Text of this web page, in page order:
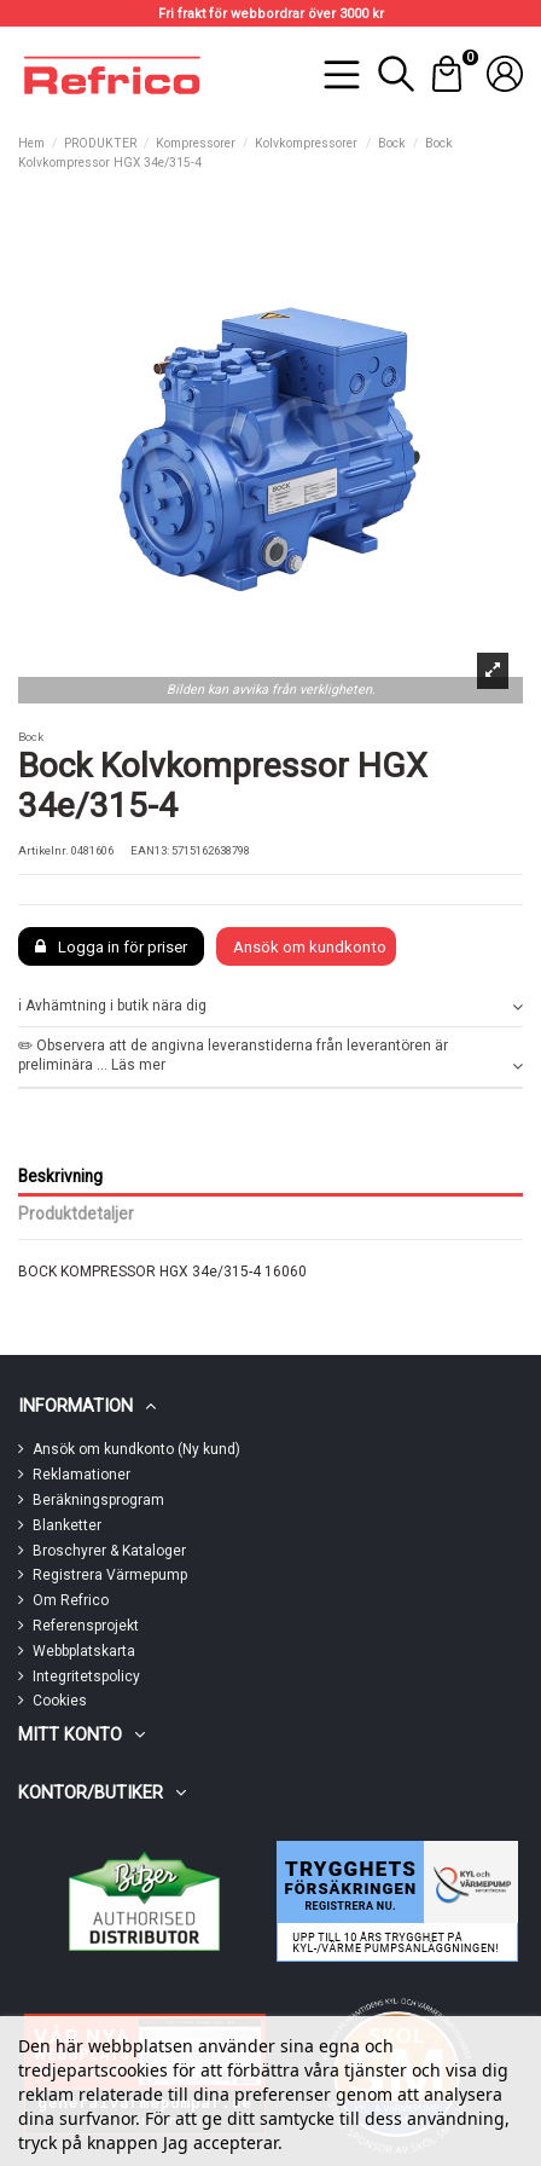
Fri frakt för webbordrar över 3000 kr
0
Hem PRODUKTER Kompressorer Kolvkompressorer Bock
Bock
Kolvkompressor HGX 34e/315-4
Bilden kan avvika från verkligheten.
Bock
Bock Kolvkompressor HGX
34e/315-4
Artikelnr. 0481606 EAN13: 5715162638798
Logga in för priser Ansök om kundkonto
ℹ️ Avhämtning i butik nära dig
✏️ Observera att de angivna leveranstiderna från leverantören är
preliminära ... Läs mer
Beskrivning
Produktdetaljer
BOCK KOMPRESSOR HGX 34e/315-4 16060
INFORMATION
Ansök om kundkonto (Ny kund)
Reklamationer
Beräkningsprogram
Blanketter
Broschyrer & Kataloger
Registrera Värmepump
Om Refrico
Referensprojekt
Webbplatskarta
Integritetspolicy
Cookies
MITT KONTO
KONTOR/BUTIKER
Den här webbplatsen använder sina egna och
tredjepartscookies för att förbättra våra tjänster och visa dig
reklam relaterade till dina preferenser genom att analysera
dina surfvanor. För att ge ditt samtycke till dess användning,
tryck på knappen Jag accepterar.